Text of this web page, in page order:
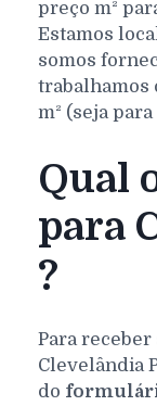
preço m²
Estamos
somos
trabalhamos
m² (seja
Qual
para
?
Para
Clevelândia
do